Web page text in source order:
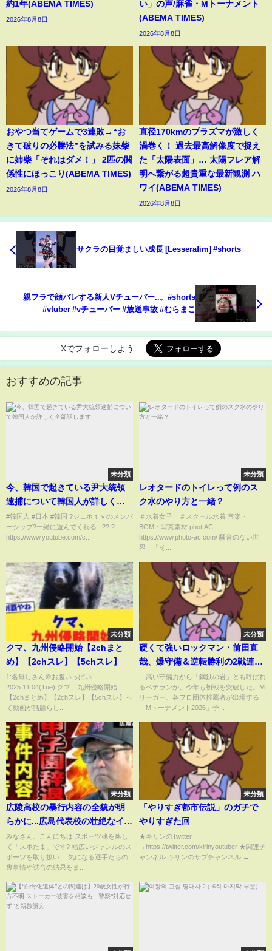
約1年(ABEMA TIMES)
2026年8月8日
い」の声/麻雀・Mトーナメント
(ABEMA TIMES)
2026年8月8日
おやつ当てゲームで3連敗→“お
きて破りの必勝法”を試みる妹柴
に姉柴「それはダメ！」 2匹の関
係性にほっこり(ABEMA TIMES)
2026年8月8日
直径170kmのプラズマが激しく
渦巻く！ 過去最高解像度で捉え
た「太陽表面」… 太陽フレア解
明へ繋がる超貴重な最新観測 ハ
ワイ(ABEMA TIMES)
2026年8月8日
サクラの目覚ましい成長 [Lesserafim] #shorts
親フラで顔バレする新人Vチューバー..。#shorts
#vtuber #vチューバー #放送事故 #むらまこ
Xでフォローしよう
おすすめの記事
未分類
今、韓国で起きている尹大統領
逮捕について韓国人が詳しく全
部話します
#韓国人 #日本 #韓国 ?ジェホｔｖのメンバ
ーシップ?一緒に遊んでくれる...?? ?
https://www.youtube.com/c...
未分類
レオタードのトイレって例のス
ク水のやり方と一緒？
＃水着女子 ＃スクール水着 音楽・
BGM・写真素材 phot AC
https://www.photo-ac.com/ 騒音のない世
界 「そ...
未分類
クマ、九州侵略開始【2chまと
め】【2chスレ】【5chスレ】
1:名無しさん＠お腹いっぱい
2025.11.04(Tue) クマ、九州侵略開始
【2chまとめ】【2chスレ】【5chスレ】っ
て動画が話題らし...
未分類
硬くて強いロックマン・前田直
哉、爆守備＆逆転勝利の2戦連続
トップで首位通過 2位通過は安藤
弘樹/麻雀・Mトーナメント
(ABEMA TIMES)
高い守備力から「鋼鉄の岩」とも呼ばれ
るベテランが、今年も初戦を突破した。M
リーガー、各プロ団体推薦者が出場する
「Mトーナメント2026」予...
未分類
広陵高校の暴行内容の全貌が明
らかに...広島代表校の壮絶なイジ
メ内容...炎上を受けて甲子園側か
ら出場を剥奪された裏側に驚き
を隠せない...！実は加害者生徒に
失う...！
みなさん、こんにちは スポーツ魂を略し
て「スポたま」です? 幅広いジャンルのス
ポーツを取り扱い、 気になる選手たちの
裏事情や試合の結果をま...
未分類
「やりすぎ都市伝説」のガチで
やりすぎた回
★キリンのTwitter
→https://twitter.com/kirinyoutuber ★関連チ
ャンネル キリンのサブチャンネル →...